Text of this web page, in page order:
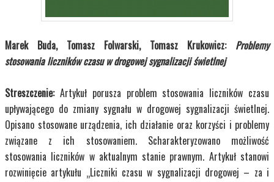
Marek Buda, Tomasz Folwarski, Tomasz Krukowicz: Problemy
stosowania liczników czasu w drogowej sygnalizacji świetlnej
Streszczenie:Artykuł porusza problem stosowania liczników czasu
upływającego do zmiany sygnału w drogowej sygnalizacji świetlnej.
Opisano stosowane urządzenia, ich działanie oraz korzyści i problemy
związane z ich stosowaniem. Scharakteryzowano możliwość
stosowania liczników w aktualnym stanie prawnym. Artykuł stanowi
rozwinięcie artykułu „Liczniki czasu w sygnalizacji drogowej – za i